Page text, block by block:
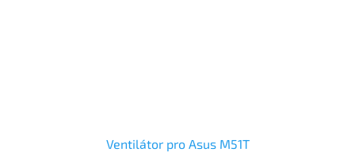
Ventilátor pro Asus M51T